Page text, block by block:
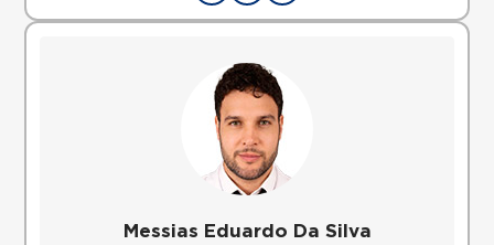
Messias Eduardo Da Silva